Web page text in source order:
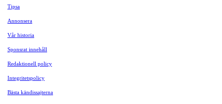
Tipsa
Annonsera
Vår historia
Sponsrat innehåll
Redaktionell policy
Integritetspolicy
Bästa kändissajterna